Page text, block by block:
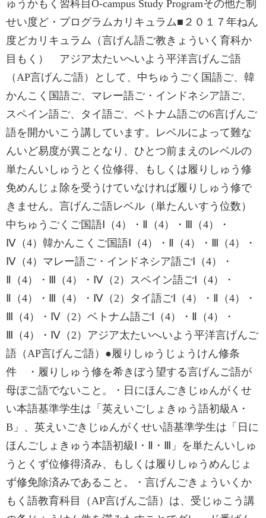
ゅうかもく習科目O-campus Study Programその他た制
せい度ど・プログラムカリキュラム■‌２０１７年ねん
度どカリキュラム（言げん語ご教きょういく育科か
目もく） アジア太たいへいよう平洋言げんご語
（AP言げんご語）として、中ちゅうごく国語ご、韓
かんこく国語ご、マレー語ご・インドネシア語ご、
スペイン語ご、タイ語ご、ベトナム語ごの6言げんご
語を開かいこう講しています。レベルによって難な
んいど易度が異ことなり、ひとつ前まえのレベルの
単たんいしゅうとく位修得、もしくは履りしゅう修
免めんじょ除を受うけていなければ履りしゅう修で
きません。言げんご語レベル（単たんいすう位数）
中ちゅうごくご国語Ⅰ（4）・Ⅱ（4）・Ⅲ（4）・
Ⅳ（4）韓かんこくご国語Ⅰ（4）・Ⅱ（4）・Ⅲ（4）・
Ⅳ（4）マレー語ご・インドネシア語ごⅠ（4）・
Ⅱ（4）・Ⅲ（4）・Ⅳ（2）スペイン語ごⅠ（4）・
Ⅱ（4）・Ⅲ（4）・Ⅳ（2）タイ語ごⅠ（4）・Ⅱ（4）・
Ⅲ（4）・Ⅳ（2）ベトナム語ごⅠ（4）・Ⅱ（4）・
Ⅲ（4）・Ⅳ（2）アジア太たいへいよう平洋言げんご
語（AP言げんご語）●履りしゅうじょうけん修条
件 ・履りしゅう修を希きぼう望する言げんご語が
母ぼご語でないこと。・日にほんごきじゅんがくせ
い本語基準学生は「英えいごしょきゅう語初級A・
B」、英えいごきじゅんがくせい語基準学生は「日に
ほんごしょきゅう本語初級Ⅰ・Ⅱ・Ⅲ」を単たんいしゅ
うとくず位修得済み、もしくは履りしゅうめんじょ
ず修免除済みであること。・言げんごきょういくか
もく語教育科目（AP言げんご語）は、受じゅこう講